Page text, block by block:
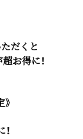
だくと
お得に！